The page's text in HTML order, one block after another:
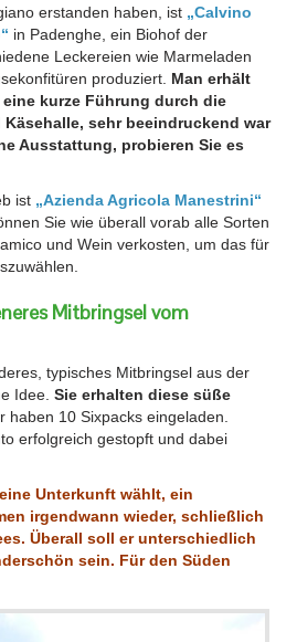
erstanden haben, ist „Calvino
in Padenghe, ein Biohof der
Leckereien wie Marmeladen
produziert. Man erhält
kurze Führung durch die
sehr beeindruckend war
Ausstattung, probieren Sie es
ist „Azienda Agricola Manestrini“
Sie wie überall vorab alle Sorten
und Wein verkosten, um das für
Mitbringsel vom
typisches Mitbringsel aus der
Idee. Sie erhalten diese süße
haben 10 Sixpacks eingeladen.
erfolgreich gestopft und dabei
Unterkunft wählt, ein
irgendwann wieder, schließlich
Überall soll er unterschiedlich
sein. Für den Süden